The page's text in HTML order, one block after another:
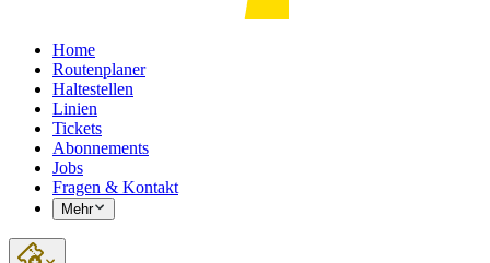
Home
Routenplaner
Haltestellen
Linien
Tickets
Abonnements
Jobs
Fragen & Kontakt
Mehr